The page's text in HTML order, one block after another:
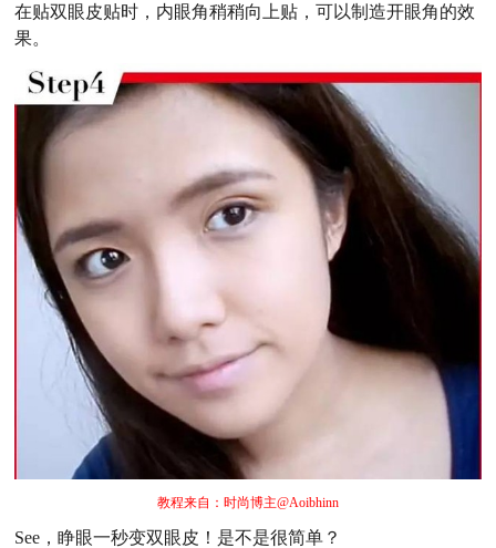
在贴双眼皮贴时，内眼角稍稍向上贴，可以制造开眼角的效
果。
教程来自：时尚博主@Aoibhinn
See，睁眼一秒变双眼皮！是不是很简单？